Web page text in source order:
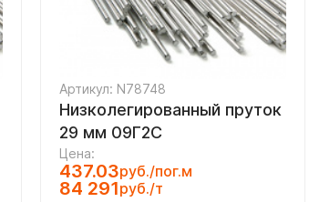
Артикул: N78748
Низколегированный пруток
29 мм 09Г2С
Цена:
437.03руб./пог.м
84 291руб./т